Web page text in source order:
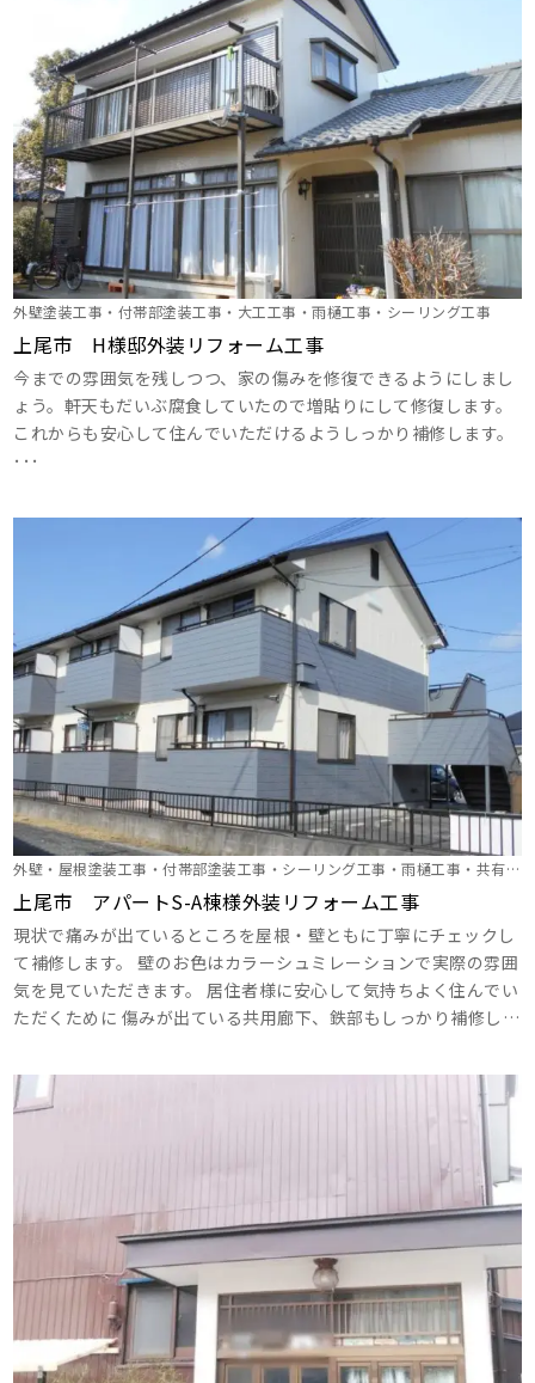
外壁塗装工事・付帯部塗装工事・大工工事・雨樋工事・シーリング工事
上尾市 H様邸外装リフォーム工事
今までの雰囲気を残しつつ、家の傷みを修復できるようにしまし
ょう。軒天もだいぶ腐食していたので増貼りにして修復します。
これからも安心して住んでいただけるようしっかり補修します。
･･･
外壁・屋根塗装工事・付帯部塗装工事・シーリング工事・雨樋工事・共有廊
下塗装
上尾市 アパートS-A棟様外装リフォーム工事
現状で痛みが出ているところを屋根・壁ともに丁寧にチェックし
て補修します。 壁のお色はカラーシュミレーションで実際の雰囲
気を見ていただきます。 居住者様に安心して気持ちよく住んでい
ただくために 傷みが出ている共用廊下、鉄部もしっかり補修しま